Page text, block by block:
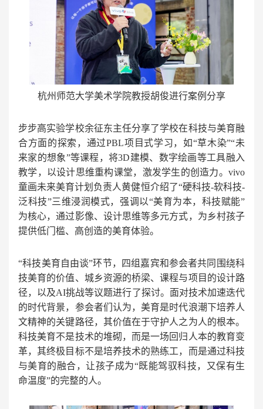
杭州师范大学美术学院教授胡俊进行案例分享
步步高实验学校余征东主任分享了学校在科技与美育融
合方面的探索，通过PBL项目式学习，如“草木染”“未
来家的想象”等课程，将3D建模、数字绘画等工具融入
教学，以设计思维重构课堂，激发学生的创造力。vivo
童画未来美育计划负责人黄健恒介绍了“硬科技-软科技-
泛科技”三维浸润模式，强调以“美育为本，科技赋能”
为核心，通过影像、设计思维等多元方式，为乡村孩子
提供低门槛、高创造的美育体验。
“科技美育自由谈”环节，四组嘉宾和参会者共同围绕科
技美育的价值、城乡资源的桥梁、课程与项目的设计路
径，以及AI挑战等议题进行了探讨。面对技术加速迭代
的时代背景，参会者们认为，美育是时代浪潮下培养人
文精神的关键路径，其价值在于守护人之为人的根本。
科技美育不是技术的堆砌，而是一场回归人本的教育变
革，其终极目标不是培养技术的熟练工，而是通过科技
与美育的融合，让孩子成为“既能驾驭科技，又保有生
命温度”的完整的人。